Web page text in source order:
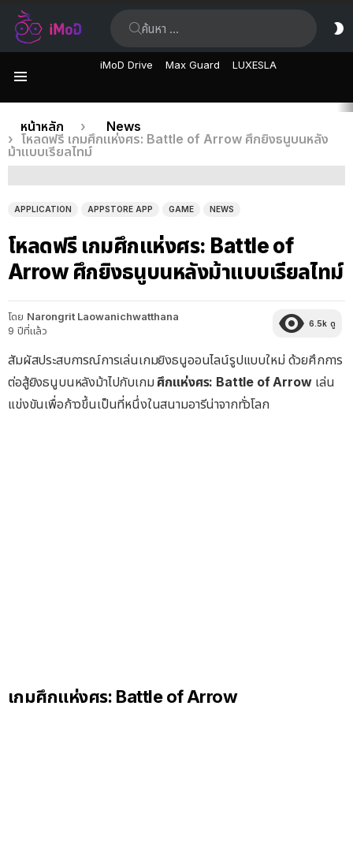
iMoD Drive Max Guard LUXESLA
เรื่อง
ล่าสุด
คุณอยู่ที่นี่:
หน้าหลัก
News
โหลดฟรี เกมศึกแห่งศร: Battle of Arrow ศึกยิงธนูบนหลัง
ม้าแบบเรียลไทม์
APPLICATION APPSTORE APP GAME NEWS
โหลดฟรี เกมศึกแห่งศร: Battle of
Arrow ศึกยิงธนูบนหลังม้าแบบเรียลไทม์
โดย Narongrit Laowanichwatthana
9 ปีที่แล้ว
6.5k ดู
สัมผัสประสบการณ์การเล่นเกมยิงธนูออนไลน์รูปแบบใหม่ ด้วยศึกการ
ต่อสู้ยิงธนูบนหลังม้าไปกับเกม ศึกแห่งศร: Battle of Arrowเล่น
แข่งขันเพื่อก้าวขึ้นเป็นที่หนึ่งในสนามอารีน่าจากทั่วโลก
เกมศึกแห่งศร: Battle of Arrow